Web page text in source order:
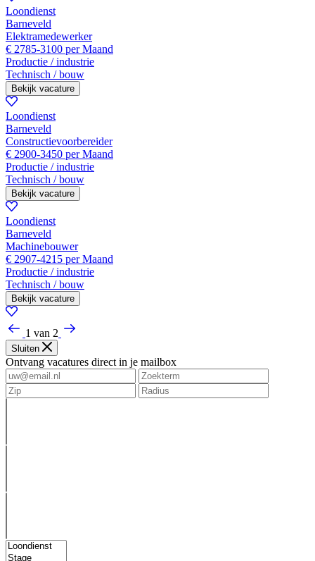
Loondienst
Barneveld
Elektramedewerker
€ 2785-3100 per Maand
Productie / industrie
Technisch / bouw
Bekijk vacature
Loondienst
Barneveld
Constructievoorbereider
€ 2900-3450 per Maand
Productie / industrie
Technisch / bouw
Bekijk vacature
Loondienst
Barneveld
Machinebouwer
€ 2907-4215 per Maand
Productie / industrie
Technisch / bouw
Bekijk vacature
1 van 2
Sluiten
Ontvang vacatures direct in je mailbox